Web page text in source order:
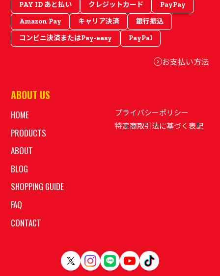
PAY ID あと払い クレジットカード
PayPay
Amazon Pay
キャリア決済
銀行振込
コンビニ決済またはPay-easy
PayPal
お支払い方法
ABOUT US
HOME
PRODUCTS
ABOUT
BLOG
SHOPPING GUIDE
FAQ
CONTACT
プライバシーポリシー
特定商取引法に基づく表記